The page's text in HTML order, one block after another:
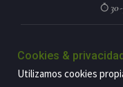
Cookies &
Utilizamos cookies